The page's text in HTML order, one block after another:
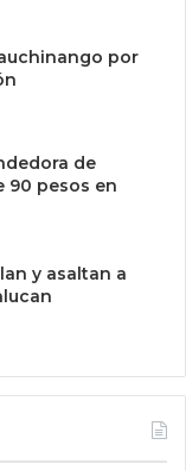
por
de
90 pesos en
y asaltan a